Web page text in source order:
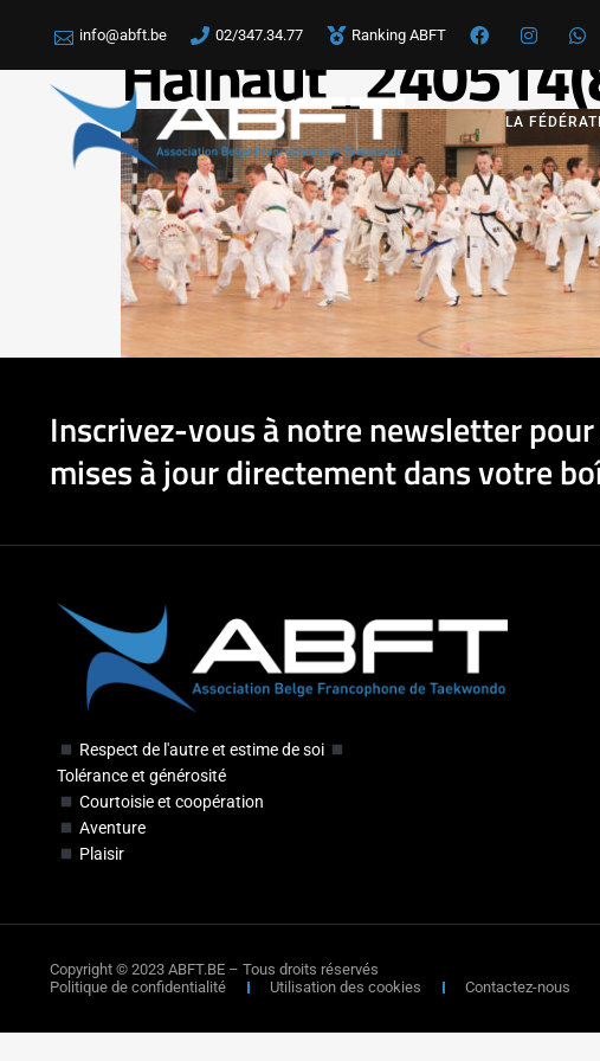
info@abft.be 02/347.34.77 Ranking ABFT
LA
Inscrivez-vous à notre newsletter
mises à jour directement dans votre
Respect de l'autre et estime de soi
Tolérance et générosité
Courtoisie et coopération
Aventure
Plaisir
Copyright © 2023 ABFT.BE – Tous droits réservés
Politique de confidentialité
Utilisation des cookies Contactez-nous